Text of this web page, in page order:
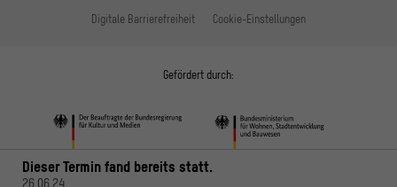
Dieser Termin fand bereits statt.
26.06.24
Digitale Barrierefreiheit Cookie-Einstellungen
Gefördert durch: